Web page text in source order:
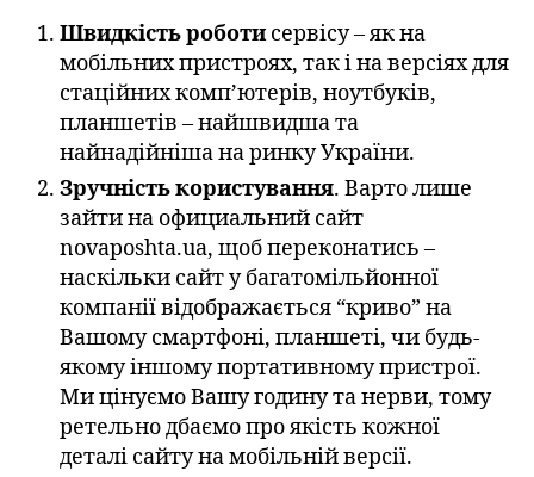
Швидкість роботисервісу – як на
мобільних пристроях, так і на версіях для
стаційних комп’ютерів, ноутбуків,
планшетів – найшвидша та
найнадійніша на ринку України.
Зручність користування. Варто лише
зайти на официальний сайт
novaposhta.ua, щоб переконатись –
наскільки сайт у багатомільйонної
компанії відображається “криво” на
Вашому смартфоні, планшеті, чи будь-
якому іншому портативному пристрої.
Ми цінуємо Вашу годину та нерви, тому
ретельно дбаємо про якість кожної
деталі сайту на мобільній версії.